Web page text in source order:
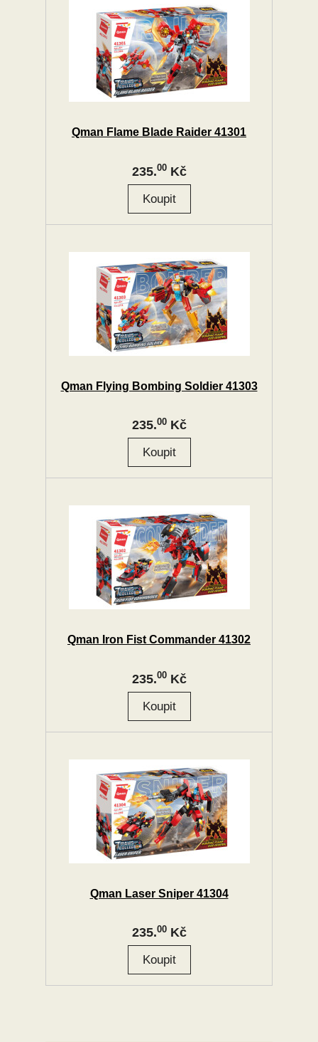
Qman Flame Blade Raider 41301
235.00Kč
Qman Flying Bombing Soldier 41303
235.00Kč
Qman Iron Fist Commander 41302
235.00Kč
Qman Laser Sniper 41304
235.00Kč